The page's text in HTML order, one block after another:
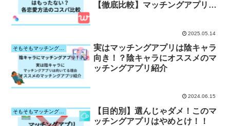
【徹底比較】マッチングアプリは
2025.05.14
実はマッチングアプリは陰キャラ
向き！？陰キャラにオススメのマ
ッチングアプリ紹介
2024.06.15
【目的別】選んじゃダメ！このマ
ッチングアプリはやめとけ！！